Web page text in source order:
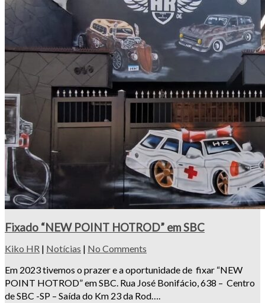
Fixado “NEW POINT HOTROD” em SBC
Kiko HR | Notícias | No Comments
Em 2023 tivemos o prazer e a oportunidade de fixar “NEW
POINT HOTROD” em SBC. Rua José Bonifácio, 638 – Centro
de SBC -SP – Saída do Km 23 da Rod….